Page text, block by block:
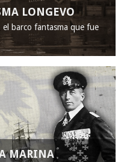
LONGEVO
el barco fantasma que fue
MARINA